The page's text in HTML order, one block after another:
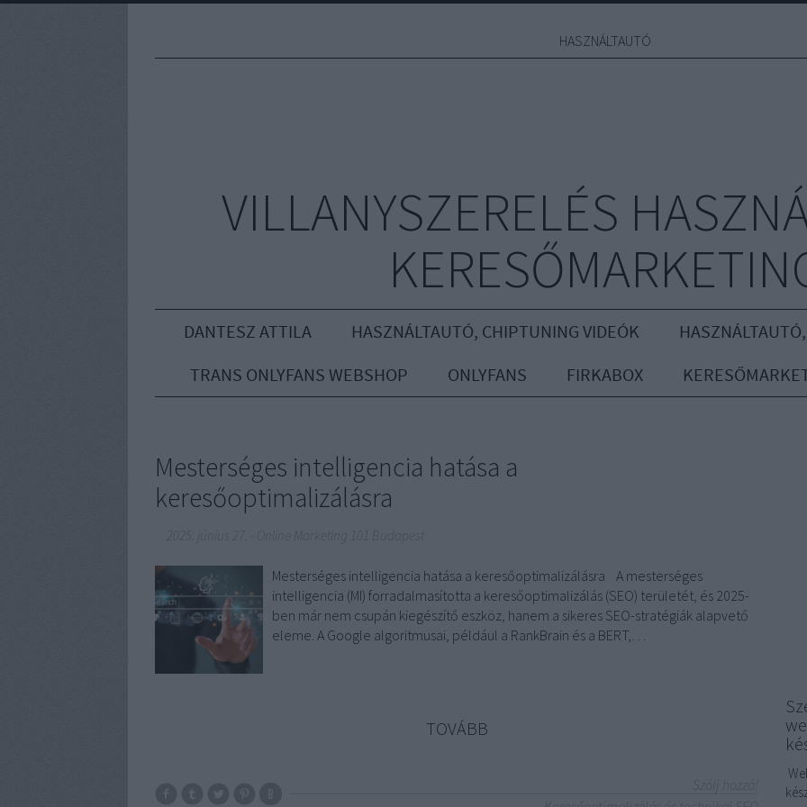
HASZNÁLTAUTÓ
VILLANYSZERELÉS
DANTESZ ATTILA HASZNÁLTAUTÓ, CHIPTUNING VIDEÓK
TRANS ONLYFANS WEBSHOP
ONLYFANS FIRKABOX
Mesterséges intelligencia hatása a
keresőoptimalizálásra
Online Marketing 101 Budapest
Mesterséges intelligencia hatása a keresőoptimalizálásra A mesterséges
intelligencia (MI) forradalmasította a keresőoptimalizálás (SEO) területét, és 2025-
ben már nem csupán kiegészítő eszköz, hanem a sikeres SEO-stratégiák alapvető
eleme. A Google algoritmusai, például a RankBrain és a BERT,…
TOVÁBB